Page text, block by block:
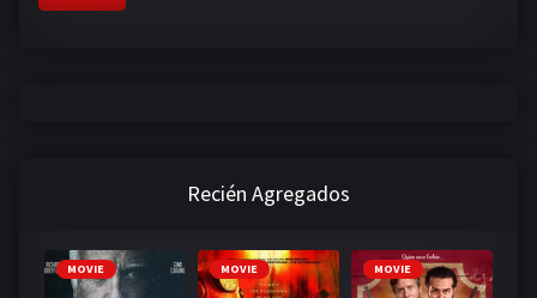
Recién Agregados
MOVIE MOVIE MOVIE